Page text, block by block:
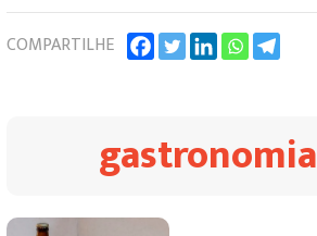
COMPARTILHE
gastronomia